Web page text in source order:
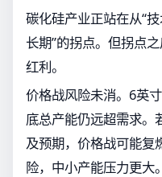
碳化硅产业正站在从“
长期”的拐点。但拐点
红利。
价格战风险未消。6英
底总产能仍远超需求。
及预期，价格战可能复
险，中小产能压力更大。